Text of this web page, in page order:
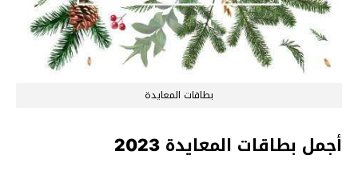
بطاقات المعايدة
أجمل بطاقات المعايدة 2023